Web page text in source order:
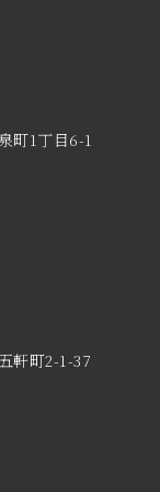
町1丁目6-1
軒町2-1-37